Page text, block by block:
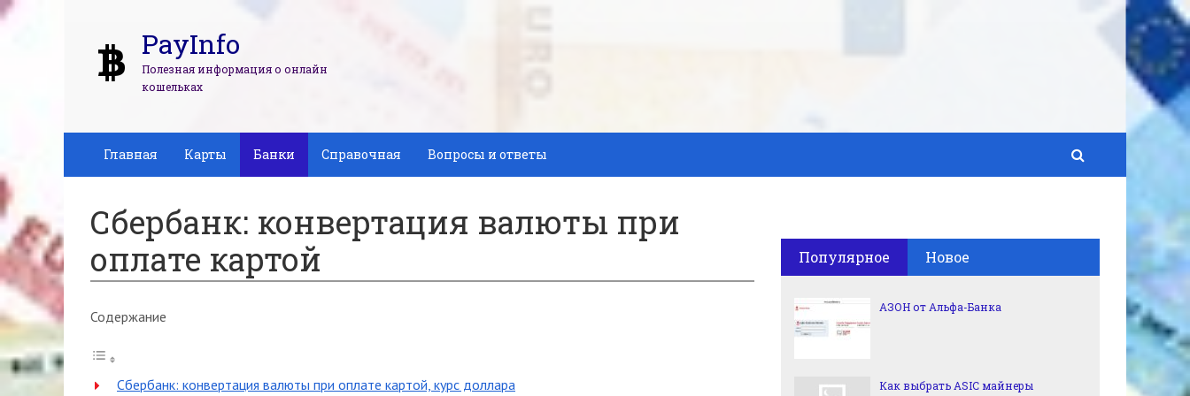
PayInfo
Полезная информация о онлайн
кошельках
Главная Карты Банки Справочная Вопросы и ответы
Сбербанк: конвертация валюты при
оплате картой
Содержание
Сбербанк: конвертация валюты при оплате картой, курс доллара
Популярное Новое
АЗОН от Альфа-Банка
Как выбрать ASIC майнеры